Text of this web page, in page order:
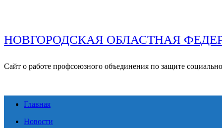
НОВГОРОДСКАЯ ОБЛАСТНАЯ
Сайт о работе профсоюзного объединения по защите
Главная
Новости